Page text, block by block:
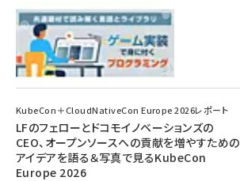
KubeCon＋CloudNativeCon Europe 2026レポート
LFのフェローとドコモイノベーションズの
CEO、オープンソースへの貢献を増やすための
アイデアを語る＆写真で見るKubeCon
Europe 2026